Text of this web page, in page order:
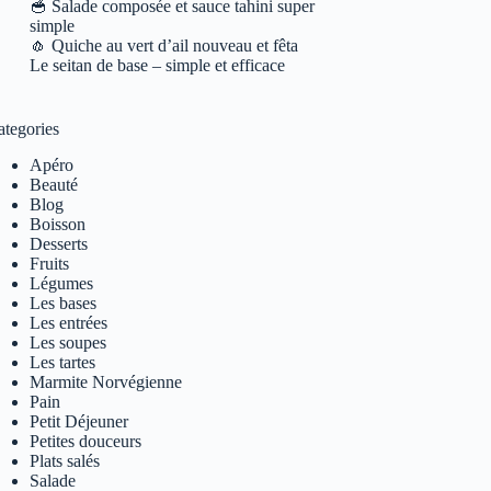
🥣 Salade composée et sauce tahini super
simple
🧄 Quiche au vert d’ail nouveau et fêta
Le seitan de base – simple et efficace
Apéro
Beauté
Blog
Boisson
Desserts
Fruits
Légumes
Les bases
Les entrées
Les soupes
Les tartes
Marmite Norvégienne
Pain
Petit Déjeuner
Petites douceurs
Plats salés
Salade